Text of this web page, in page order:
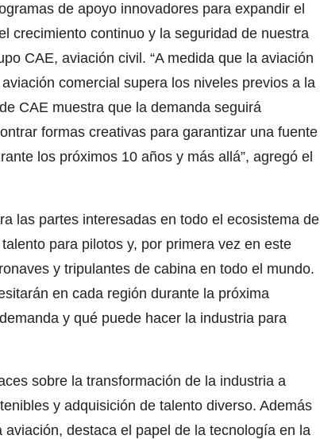
de apoyo innovadores para expandir el
crecimiento continuo y la seguridad de nuestra
CAE, aviación civil. “A medida que la aviación
comercial supera los niveles previos a la
CAE muestra que la demanda seguirá
formas creativas para garantizar una fuente
los próximos 10 años y más allá”, agregó el
las partes interesadas en todo el ecosistema de
para pilotos y, por primera vez en este
y tripulantes de cabina en todo el mundo.
en cada región durante la próxima
y qué puede hacer la industria para
sobre la transformación de la industria a
y adquisición de talento diverso. Además
destaca el papel de la tecnología en la